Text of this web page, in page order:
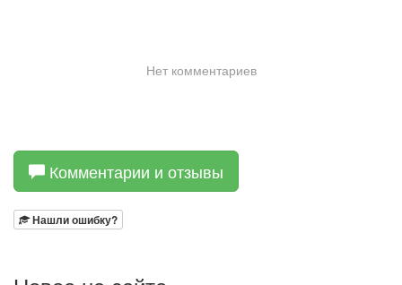
Комментарии и отзывы
Нашли ошибку?